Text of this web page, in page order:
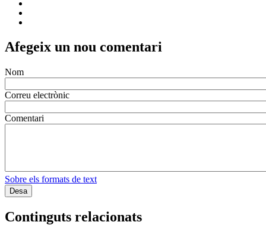
Afegeix un nou comentari
Nom
Correu electrònic
Comentari
Sobre els formats de text
Continguts relacionats